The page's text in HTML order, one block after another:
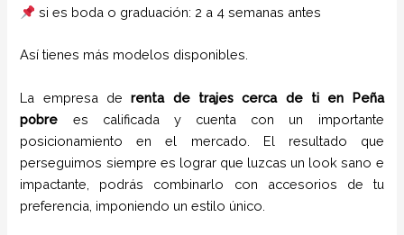
si es boda o graduación: 2 a 4 semanas antes
Así tienes más modelos disponibles.
La empresa derenta de trajes cerca de ti en Peña
pobre
es calificada y cuenta con un importante
posicionamiento en el mercado. El resultado que
perseguimos siempre es lograr que luzcas un look sano e
impactante, podrás combinarlo con accesorios de tu
preferencia, imponiendo un estilo único.